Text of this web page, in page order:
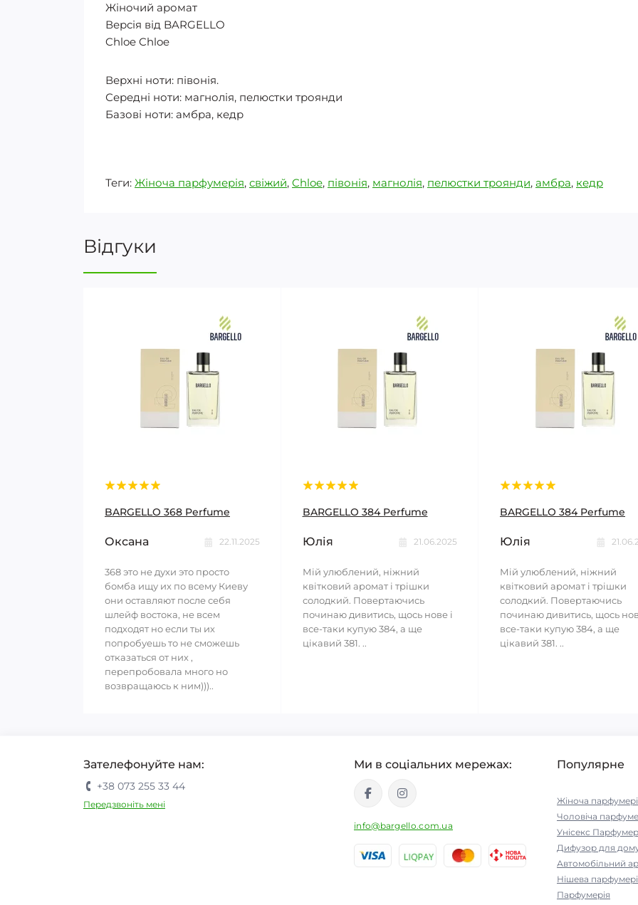
Жіночий аромат
Версія від BARGELLO
Chloe Chloe
Верхні ноти: півонія.
Середні ноти: магнолія, пелюстки троянди
Базові ноти: амбра, кедр
Теги: Жіноча парфумерія, свіжий, Chloe, півонія, магнолія, пелюстки троянди, амбра, кедр
Відгуки
BARGELLO 368 Perfume
Оксана 22.11.2025
368 это не духи это просто
бомба ищу их по всему Киеву
они оставляют после себя
шлейф востока, не всем
подходят но если ты их
попробуешь то не сможешь
отказаться от них ,
перепробовала много но
возвращаюсь к ним)))..
BARGELLO 384 Perfume
Юлія 21.06.2025
Мій улюблений, ніжний
квітковий аромат і трішки
солодкий. Повертаючись
починаю дивитись, щось нове і
все-таки купую 384, а ще
цікавий 381. ..
BARGELLO 384 Perfume
Юлія
Мій улюблений, ніжний
квітковий аромат і трішки
солодкий. Повертаючись
починаю дивитись, щось
все-таки купую 384, а ще
цікавий 381. ..
Зателефонуйте нам:
+38 073 255 33 44
Передзвоніть мені
Ми в соціальних мережах:
info@bargello.com.ua
Популярне
Жіноча
Чоловіча
Унісекс
Дифузор для
Автомобільний
Нішева
Парфумерія